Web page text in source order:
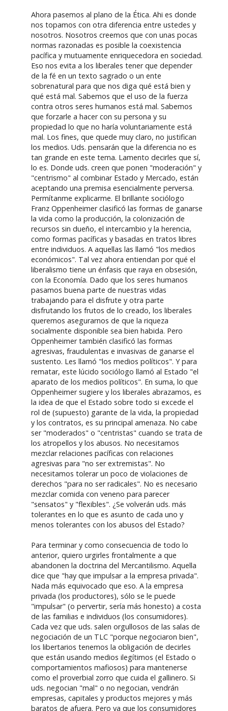
Ahora pasemos al plano de la Ética. Ahi es donde
nos topamos con otra diferencia entre ustedes y
nosotros. Nosotros creemos que con unas pocas
normas razonadas es posible la coexistencia
pacífica y mutuamente enriquecedora en sociedad.
Eso nos evita a los liberales tener que depender
de la fé en un texto sagrado o un ente
sobrenatural para que nos diga qué está bien y
qué está mal. Sabemos que el uso de la fuerza
contra otros seres humanos está mal. Sabemos
que forzarle a hacer con su persona y su
propiedad lo que no haría voluntariamente está
mal. Los fines, que quede muy claro, no justifican
los medios. Uds. pensarán que la diferencia no es
tan grande en este tema. Lamento decirles que sí,
lo es. Donde uds. creen que ponen "moderación" y
"centrismo" al combinar Estado y Mercado, están
aceptando una premisa esencialmente perversa.
Permítanme explicarme. El brillante sociólogo
Franz Oppenheimer clasificó las formas de ganarse
la vida como la producción, la colonización de
recursos sin dueño, el intercambio y la herencia,
como formas pacíficas y basadas en tratos libres
entre individuos. A aquellas las llamó "los medios
económicos". Tal vez ahora entiendan por qué el
liberalismo tiene un énfasis que raya en obsesión,
con la Economía. Dado que los seres humanos
pasamos buena parte de nuestras vidas
trabajando para el disfrute y otra parte
disfrutando los frutos de lo creado, los liberales
queremos asegurarnos de que la riqueza
socialmente disponible sea bien habida. Pero
Oppenheimer también clasificó las formas
agresivas, fraudulentas e invasivas de ganarse el
sustento. Les llamó "los medios políticos". Y para
rematar, este lúcido sociólogo llamó al Estado "el
aparato de los medios políticos". En suma, lo que
Oppenheimer sugiere y los liberales abrazamos, es
la idea de que el Estado sobre todo si excede el
rol de (supuesto) garante de la vida, la propiedad
y los contratos, es su principal amenaza. No cabe
ser "moderados" o "centristas" cuando se trata de
los atropellos y los abusos. No necesitamos
mezclar relaciones pacíficas con relaciones
agresivas para "no ser extremistas". No
necesitamos tolerar un poco de violaciones de
derechos "para no ser radicales". No es necesario
mezclar comida con veneno para parecer
"sensatos" y "flexibles". ¿Se volverán uds. más
tolerantes en lo que es asunto de cada uno y
menos tolerantes con los abusos del Estado?
Para terminar y como consecuencia de todo lo
anterior, quiero urgirles frontalmente a que
abandonen la doctrina del Mercantilismo. Aquella
dice que "hay que impulsar a la empresa privada".
Nada más equivocado que eso. A la empresa
privada (los productores), sólo se le puede
"impulsar" (o pervertir, sería más honesto) a costa
de las familias e individuos (los consumidores).
Cada vez que uds. salen orgullosos de las salas de
negociación de un TLC "porque negociaron bien",
los libertarios tenemos la obligación de decirles
que están usando medios ilegítimos (el Estado o
comportamientos mafiosos) para mantenerse
como el proverbial zorro que cuida el gallinero. Si
uds. negocian "mal" o no negocian, vendrán
empresas, capitales y productos mejores y más
baratos de afuera. Pero ya que los consumidores